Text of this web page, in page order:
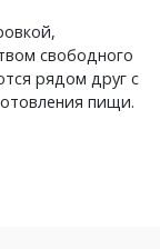
свободного
рядом друг с
пищи.